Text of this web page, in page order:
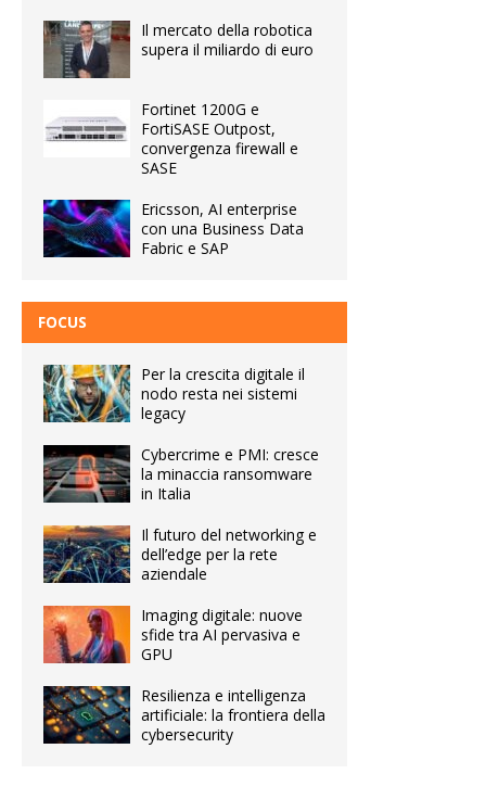
Il mercato della robotica
supera il miliardo di euro
Fortinet 1200G e
FortiSASE Outpost,
convergenza firewall e
SASE
Ericsson, AI enterprise
con una Business Data
Fabric e SAP
FOCUS
Per la crescita digitale il
nodo resta nei sistemi
legacy
Cybercrime e PMI: cresce
la minaccia ransomware
in Italia
Il futuro del networking e
dell’edge per la rete
aziendale
Imaging digitale: nuove
sfide tra AI pervasiva e
GPU
Resilienza e intelligenza
artificiale: la frontiera della
cybersecurity